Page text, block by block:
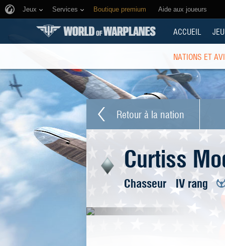
Jeux Services Boutique premium Aide aux joueurs
ACCUEIL JEU
NATIONS ET
Retour à la nation
Curtiss
Chasseur IV rang